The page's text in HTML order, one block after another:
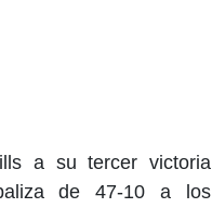
a su tercer victoria
de 47-10 a los